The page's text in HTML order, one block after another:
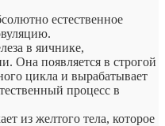
естественное
в яичнике,
Она появляется в строгой
цикла и вырабатывает
процесс в
из желтого тела, которое